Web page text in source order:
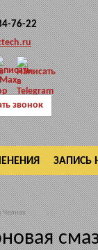
76-22
звонок
ЗАПИСЬ
Челнах LOCTECH 8021